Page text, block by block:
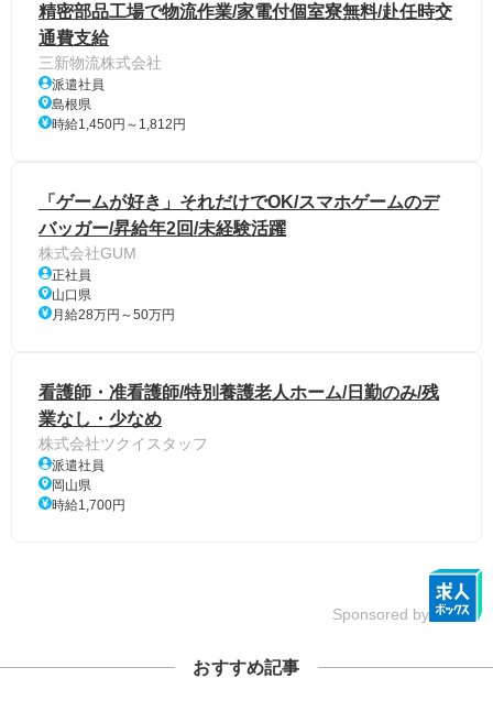
精密部品工場で物流作業/家電付個室寮無料/赴任時交
通費支給
三新物流株式会社
派遣社員
島根県
時給1,450円～1,812円
「ゲームが好き」それだけでOK/スマホゲームのデ
バッガー/昇給年2回/未経験活躍
株式会社GUM
正社員
山口県
月給28万円～50万円
看護師・准看護師/特別養護老人ホーム/日勤のみ/残
業なし・少なめ
株式会社ツクイスタッフ
派遣社員
岡山県
時給1,700円
Sponsored by
おすすめ記事